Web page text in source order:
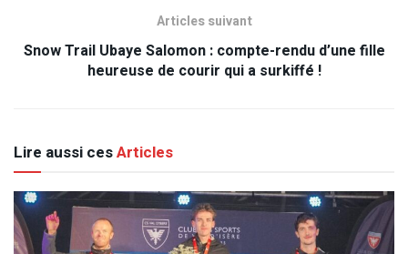
Articles suivant
Snow Trail Ubaye Salomon : compte-rendu d’une fille
heureuse de courir qui a surkiffé !
Lire aussi cesArticles